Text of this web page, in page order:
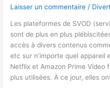
Laisser un commentaire /
Les plateformes de SVOD
sont de plus en plus
accès à divers contenus
etc sur n’importe quel appareil
Netflix et Amazon Prime Video
plus utilisées. À ce jour, elles